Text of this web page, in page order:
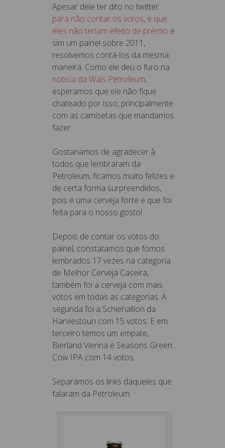
Apesar dele ter dito no twitter
para não contar os votos, e que
eles não teriam efeito de prêmio e
sim um painel sobre 2011,
resolvemos contá-los da mesma
maneira. Como ele deu o furo na
noticia da Wäls Petroleum,
esperamos que ele não fique
chateado por isso, principalmente
com as camisetas que mandamos
fazer.
Gostariamos de agradecer à
todos que lembraram da
Petroleum, ficamos muito felizes e
de certa forma surpreendidos,
pois é uma cerveja forte e que foi
feita para o nosso gosto!
Depois de contar os votos do
painel, constatamos que fomos
lembrados 17 vezes na categoria
de Melhor Cerveja Caseira,
também foi a cerveja com mais
votos em todas as categorias. A
segunda foi a Schiehallion da
Harviestoun com 15 votos. E em
terceiro temos um empate,
Bierland Vienna e Seasons Green
Cow IPA com 14 votos.
Separamos os links daqueles que
falaram da Petroleum: